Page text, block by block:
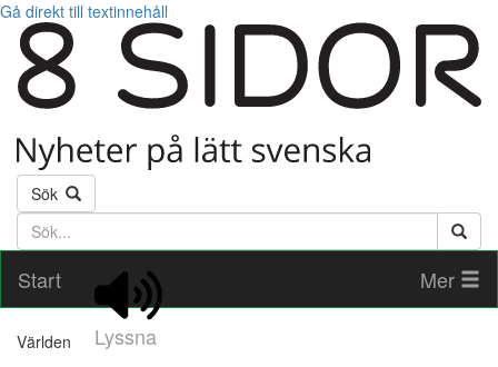
Gå direkt till textinnehåll
Sök
Söktext
Start
Lyssna
Mer
Världen